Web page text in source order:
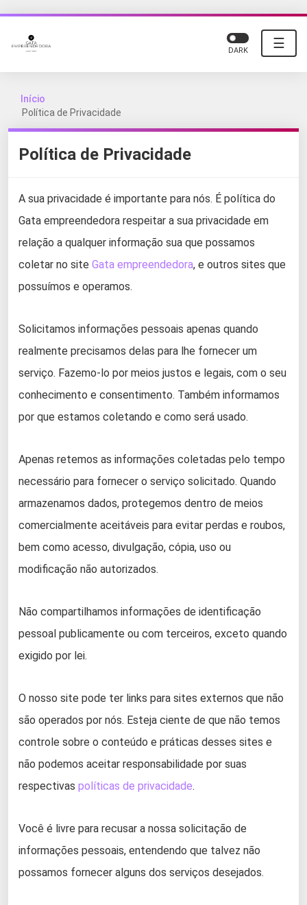
☰
DARK
Início
Política de Privacidade
Política de Privacidade
A sua privacidade é importante para nós. É política do
Gata empreendedora respeitar a sua privacidade em
relação a qualquer informação sua que possamos
coletar no site Gata empreendedora, e outros sites que
possuímos e operamos.
Solicitamos informações pessoais apenas quando
realmente precisamos delas para lhe fornecer um
serviço. Fazemo-lo por meios justos e legais, com o seu
conhecimento e consentimento. Também informamos
por que estamos coletando e como será usado.
Apenas retemos as informações coletadas pelo tempo
necessário para fornecer o serviço solicitado. Quando
armazenamos dados, protegemos dentro de meios
comercialmente aceitáveis ​​para evitar perdas e roubos,
bem como acesso, divulgação, cópia, uso ou
modificação não autorizados.
Não compartilhamos informações de identificação
pessoal publicamente ou com terceiros, exceto quando
exigido por lei.
O nosso site pode ter links para sites externos que não
são operados por nós. Esteja ciente de que não temos
controle sobre o conteúdo e práticas desses sites e
não podemos aceitar responsabilidade por suas
respectivas políticas de privacidade.
Você é livre para recusar a nossa solicitação de
informações pessoais, entendendo que talvez não
possamos fornecer alguns dos serviços desejados.